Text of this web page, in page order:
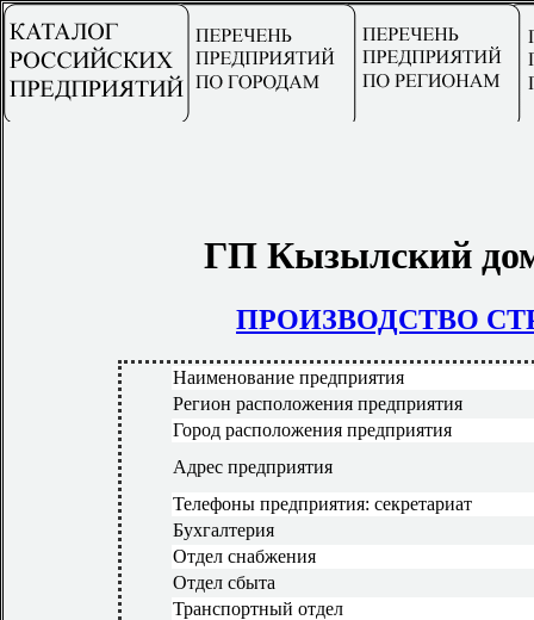
ГП Кызылский
ПРОИЗВОДСТВО
Наименование предприятия
Регион расположения предприятия
Город расположения предприятия
Адрес предприятия
Телефоны предприятия: секретариат
Бухгалтерия
Отдел снабжения
Отдел сбыта
Транспортный отдел